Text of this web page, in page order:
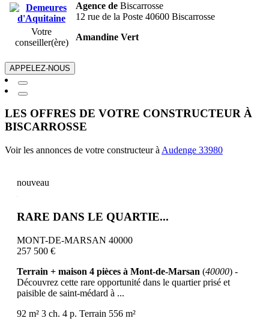
Agence de Biscarrosse
12 rue de la Poste 40600 Biscarrosse
Votre
conseiller(ère)
Amandine Vert
APPELEZ-NOUS
LES OFFRES DE VOTRE CONSTRUCTEUR À
BISCARROSSE
Voir les annonces de votre constructeur à Audenge 33980
nouveau
RARE DANS LE QUARTIE...
MONT-DE-MARSAN 40000
257 500 €
Terrain + maison 4 pièces à Mont-de-Marsan (40000) -
Découvrez cette rare opportunité dans le quartier prisé et
paisible de saint-médard à ...
92 m² 3 ch. 4 p. Terrain 556 m²